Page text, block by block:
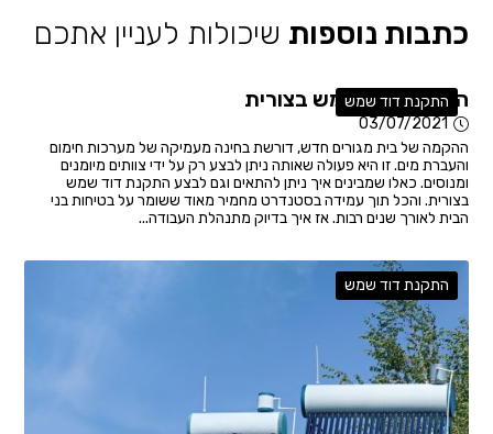
כתבות נוספות שיכולות לעניין אתכם
התקנת דוד שמש
התקנת דוד שמש בצורית
03/07/2021
ההקמה של בית מגורים חדש, דורשת בחינה מעמיקה של מערכות חימום
והעברת מים. זו היא פעולה שאותה ניתן לבצע רק על ידי צוותים מיומנים
ומנוסים. כאלו שמבינים איך ניתן להתאים וגם לבצע התקנת דוד שמש
בצורית. והכל תוך עמידה בסטנדרט מחמיר מאוד ששומר על בטיחות בני
הבית לאורך שנים רבות. אז איך בדיוק מתנהלת העבודה...
התקנת דוד שמש